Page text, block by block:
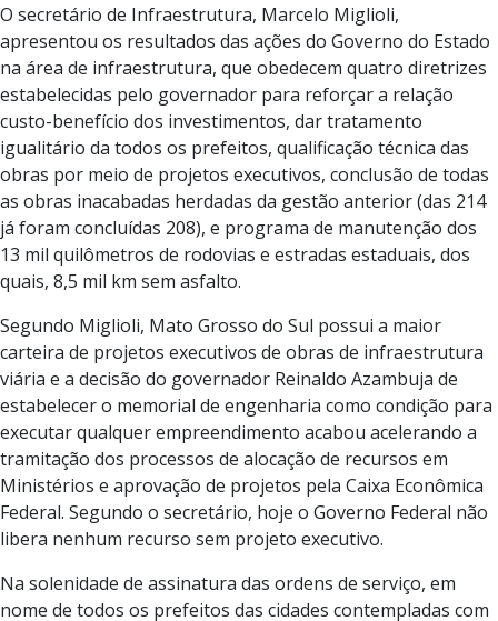
O secretário de Infraestrutura, Marcelo Miglioli,
apresentou os resultados das ações do Governo do Estado
na área de infraestrutura, que obedecem quatro diretrizes
estabelecidas pelo governador para reforçar a relação
custo-benefício dos investimentos, dar tratamento
igualitário da todos os prefeitos, qualificação técnica das
obras por meio de projetos executivos, conclusão de todas
as obras inacabadas herdadas da gestão anterior (das 214
já foram concluídas 208), e programa de manutenção dos
13 mil quilômetros de rodovias e estradas estaduais, dos
quais, 8,5 mil km sem asfalto.
Segundo Miglioli, Mato Grosso do Sul possui a maior
carteira de projetos executivos de obras de infraestrutura
viária e a decisão do governador Reinaldo Azambuja de
estabelecer o memorial de engenharia como condição para
executar qualquer empreendimento acabou acelerando a
tramitação dos processos de alocação de recursos em
Ministérios e aprovação de projetos pela Caixa Econômica
Federal. Segundo o secretário, hoje o Governo Federal não
libera nenhum recurso sem projeto executivo.
Na solenidade de assinatura das ordens de serviço, em
nome de todos os prefeitos das cidades contempladas com